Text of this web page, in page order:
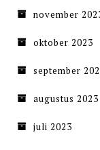
november
oktober 2023
september
augustus 2023
juli 2023